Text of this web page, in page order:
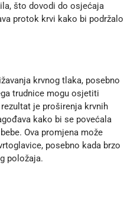
što dovodi do osjećaja
protok krvi kako bi podržalo
krvnog tlaka, posebno
trudnice mogu osjetiti
je proširenja krvnih
kako bi se povećala
Ova promjena može
posebno kada brzo
položaja.